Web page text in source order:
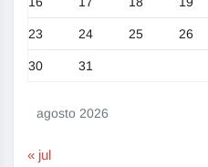
agosto 2026
23 24 25 26
30 31
« jul